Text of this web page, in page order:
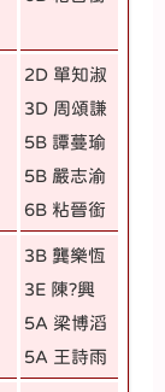
2D 單知淑
3D 周頌謙
5B 譚蔓瑜
5B 嚴志渝
6B 粘晉銜
3B 龔樂恆
3E 陳?興
5A 梁博滔
5A 王詩雨